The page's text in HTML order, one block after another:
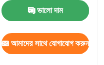
ভালো দাম
আমাদের সাথে যোগাযোগ করুন